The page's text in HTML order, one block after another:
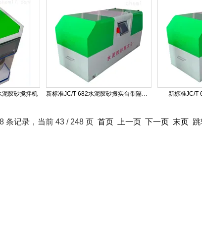
胶砂搅拌机 新标准JC/T 682水泥胶砂振实台带隔音装置 新标准JC/T
条记录，当前 43 / 248 页 首页 上一页 下一页 末页